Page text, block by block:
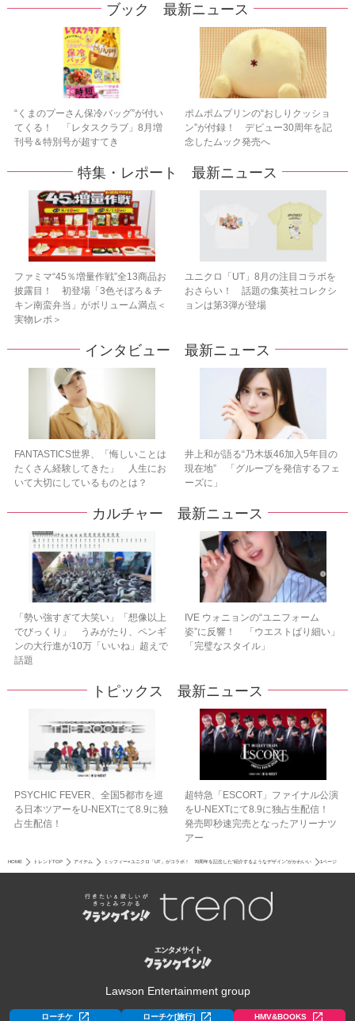
ブック 最新ニュース
“くまのプーさん保冷バッグ”が付い
てくる！ 「レタスクラブ」8月増
刊号＆特別号が超すてき
ポムポムプリンの“おしりクッショ
ン”が付録！ デビュー30周年を記
念したムック発売へ
特集・レポート 最新ニュース
ファミマ“45％増量作戦”全13商品お
披露目！ 初登場「3色そぼろ＆チ
キン南蛮弁当」がボリューム満点＜
実物レポ＞
ユニクロ「UT」8月の注目コラボを
おさらい！ 話題の集英社コレクシ
ョンは第3弾が登場
インタビュー 最新ニュース
FANTASTICS世界、「悔しいことは
たくさん経験してきた」 人生にお
いて大切にしているものとは？
井上和が語る“乃木坂46加入5年目の
現在地” 「グループを発信するフェ
ーズに」
カルチャー 最新ニュース
「勢い強すぎて大笑い」「想像以上
でびっくり」 うみがたり、ペンギ
ンの大行進が10万「いいね」超えで
話題
IVE ウォニョンの“ユニフォーム
姿”に反響！ 「ウエストばり細い」
「完璧なスタイル」
トピックス 最新ニュース
PSYCHIC FEVER、全国5都市を巡
る日本ツアーをU‐NEXTにて8.9に独
占生配信！
超特急「ESCORT」ファイナル公演
をU-NEXTにて8.9に独占生配信！
発売即秒速完売となったアリーナツ
アー
HOME トレンドTOP アイテム ミッフィー×ユニクロ「UT」がコラボ！ 70周年を記念した“紹介するようなデザイン”がかわいい 1ページ
Lawson Entertainment group
ローチケ ローチケ[旅行] HMV&BOOKS